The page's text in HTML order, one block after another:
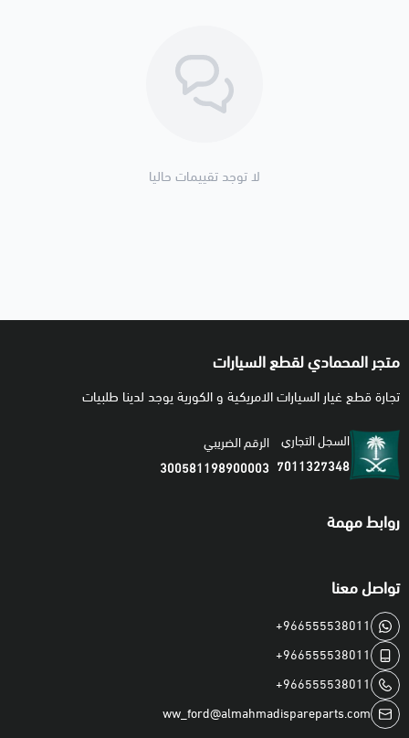
لا توجد تقييمات حاليا
متجر المحمادي لقطع السيارات
تجارة قطع غيار السيارات الامريكية و الكورية يوجد لدينا طلبيات
السجل التجاري
7011327348
الرقم الضريبي
300581198900003
روابط مهمة
تواصل معنا
+966555538011
+966555538011
+966555538011
ww_ford@almahmadispareparts.com